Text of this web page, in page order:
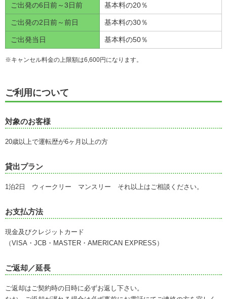
ご出発の6日前～3日前 基本料の20％
ご出発の2日前～前日 基本料の30％
ご出発当日 基本料の50％
※キャンセル料金の上限額は6,600円になります。
ご利用について
対象のお客様
20歳以上で運転歴が6ヶ月以上の方
貸出プラン
1泊2日 ウィークリー マンスリー それ以上はご相談ください。
お支払方法
現金及びクレジットカード
（VISA・JCB・MASTER・AMERICAN EXPRESS）
ご返却／延長
ご返却はご契約時の日時に必ずお返し下さい。